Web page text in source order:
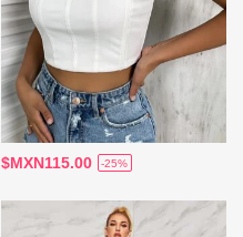
$MXN115.00 -25%